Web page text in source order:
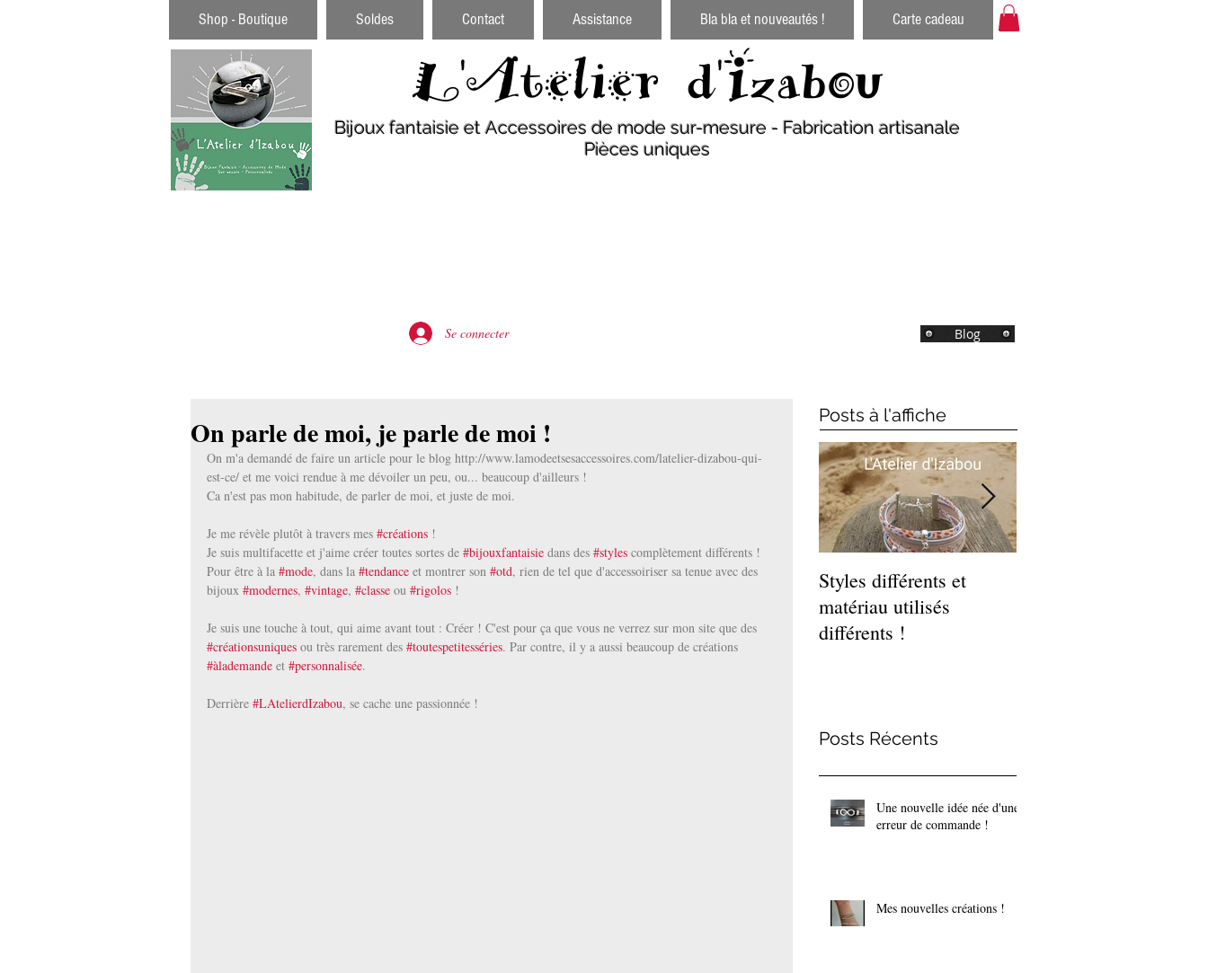
Shop - Boutique Soldes Contact Assistance Bla bla et nouveautés ! Carte cadeau
L'Atelier d'Izabou
Bijoux fantaisie et Accessoires de mode sur-mesure - Fabrication artisanale
Pièces uniques
Se connecter Blog
On parle de moi, je parle de moi !
On m'a demandé de faire un article pour le blog http://www.lamodeetsesaccessoires.com/latelier-dizabou-qui-
est-ce/ et me voici rendue à me dévoiler un peu, ou... beaucoup d'ailleurs !
Ca n'est pas mon habitude, de parler de moi, et juste de moi.
Je me révèle plutôt à travers mes #créations !
Je suis multifacette et j'aime créer toutes sortes de #bijouxfantaisie dans des #styles complètement différents !
Pour être à la #mode, dans la #tendance et montrer son #otd, rien de tel que d'accessoiriser sa tenue avec des
bijoux #modernes, #vintage, #classe ou #rigolos !
Je suis une touche à tout, qui aime avant tout : Créer ! C'est pour ça que vous ne verrez sur mon site que des
#créationsuniques ou très rarement des #toutespetitesséries. Par contre, il y a aussi beaucoup de créations
#àlademande et #personnalisée.
Derrière #LAtelierdIzabou, se cache une passionnée !
Posts à l'affiche
Styles différents et
matériau utilisés
différents !
Posts Récents
Une nouvelle idée née d'une
erreur de commande !
Mes nouvelles créations !